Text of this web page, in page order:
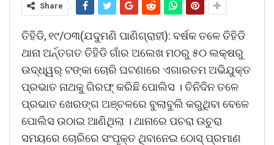
Share
ତିହିଡି, ୧୯/୦୩(ଯଦୁମଣି ପାଣିଗ୍ରାହୀ): ବର୍ଷକ ତଳେ ତିହିଡି
ଥାନା ଅର୍ନ୍ତଗତ ତିହିଡି ଗାଁର ଅଲେଖ ମଠରୁ ୫୦ ଲକ୍ଷରୁ
ଉଦ୍ଧ୍ୱର୍ ଟଙ୍କା ଚୋରି ଘଟଣାରେ ଏଗାରତମ ଅଭିଯୁକ୍ତ
ପ୍ରଭାତ ନାଥକୁ ଗିରଫ୍ କରିଛି ପୋଲିସ । ତିନିଦିନ ତଳେ
ପ୍ରଭାତ ଖେରଙ୍ଗ ଅଞ୍ଚଳରେ ବୁଲାବୁଲି କରୁଥିବା ବେଳେ
ପୋଲିସ ଉଠାଇ ଆଣିଥିଲା । ଥାନାରେ ପଚରା ଉଚୁରା
ସମୟରେ ଚୋରିରେ ସଂପୃକ୍ତ ଥିବାନେଇ ଠୋସ୍ ପ୍ରମାଣ